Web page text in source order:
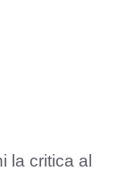
la critica al